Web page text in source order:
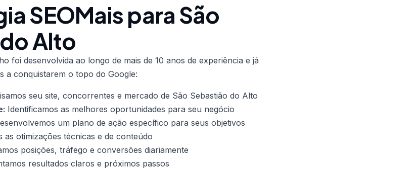
SEOMais para São
Alto
foi desenvolvida ao longo de mais de 10 anos de experiência e já
a conquistarem o topo do Google:
seu site, concorrentes e mercado de São Sebastião do Alto
Identificamos as melhores oportunidades para seu negócio
um plano de ação específico para seus objetivos
as otimizações técnicas e de conteúdo
posições, tráfego e conversões diariamente
resultados claros e próximos passos